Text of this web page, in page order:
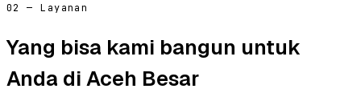
02 — Layanan
Yang bisa kami bangun untuk
Anda di Aceh Besar